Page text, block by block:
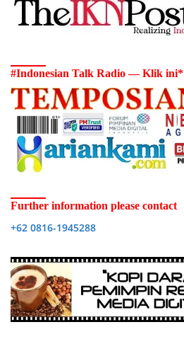
#Indonesian Talk Radio — Klik ini*
Further information please contact
+62 0816-1945288